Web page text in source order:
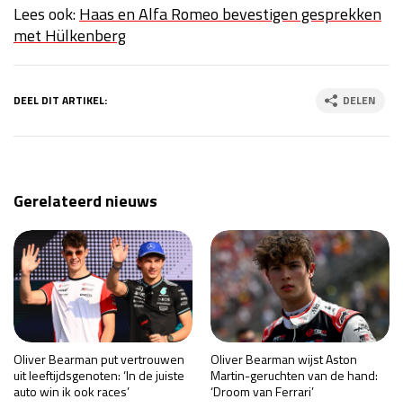
Lees ook:Haas en Alfa Romeo bevestigen gesprekken
met Hülkenberg
DEEL DIT ARTIKEL: DELEN
Gerelateerd nieuws
Oliver Bearman put vertrouwen
uit leeftijdsgenoten: ‘In de juiste
auto win ik ook races’
Oliver Bearman wijst Aston
Martin-geruchten van de hand:
‘Droom van Ferrari’